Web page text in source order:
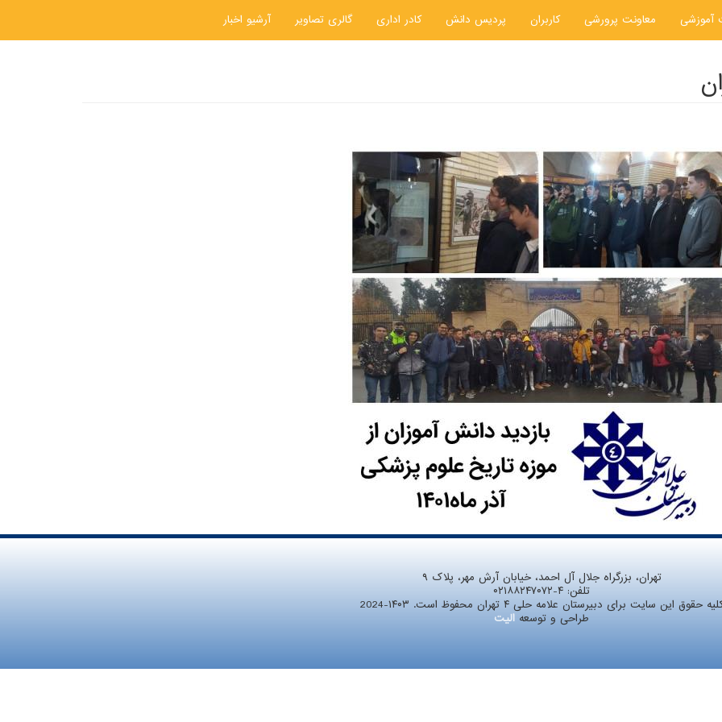
آموزشی معاونت پرورشی کاربران پردیس دانش کادر اداری گالری تصاویر آرشیو اخبار
تهران، بزرگراه جلال آل احمد، خیابان آرش مهر، پلاک ۹
تلفن: ۰۲۱۸۸۲۴۷۰۷۲-۴
حقوق این سایت برای دبیرستان علامه حلی ۴ تهران محفوظ است. ۱۴۰۳-2024
طراحی و توسعه الیت